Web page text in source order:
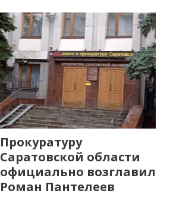
Прокуратуру
Саратовской области
официально возглавил
Роман Пантелеев